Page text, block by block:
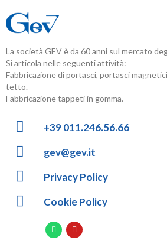
La società GEV è da 60 anni sul mercato
Si articola nelle seguenti attività:
Fabbricazione di portasci, portasci
tetto.
Fabbricazione tappeti in gomma.
+39 011.246.56.66
gev@gev.it
Privacy Policy
Cookie Policy